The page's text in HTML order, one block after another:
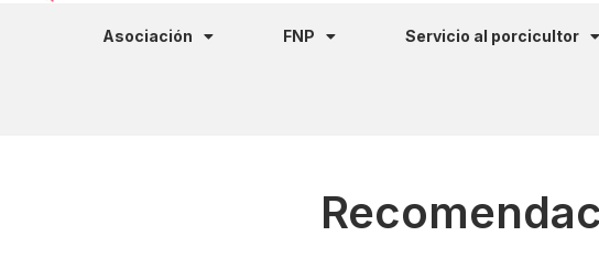
Asociación FNP Servicio al porcicultor